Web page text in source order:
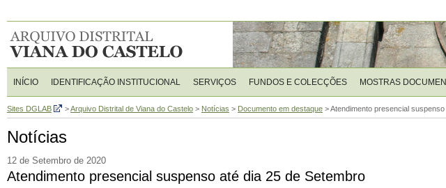
INÍCIO IDENTIFICAÇÃO INSTITUCIONAL SERVIÇOS FUNDOS E COLECÇÕES MOSTRAS
Sites DGLAB >Arquivo Distrital de Viana do Castelo > Notícias > Documento em destaque >Atendimento presencial
Notícias
12 de Setembro de 2020
Atendimento presencial suspenso até dia 25 de Setembro